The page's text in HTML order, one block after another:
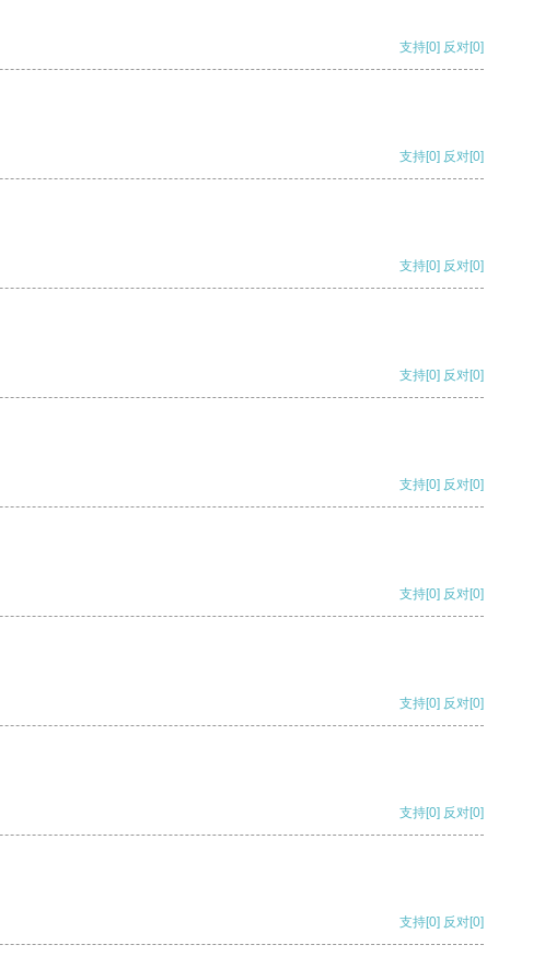
支持[0] 反对[0]
支持[0] 反对[0]
支持[0] 反对[0]
支持[0] 反对[0]
支持[0] 反对[0]
支持[0] 反对[0]
支持[0] 反对[0]
支持[0] 反对[0]
支持[0] 反对[0]